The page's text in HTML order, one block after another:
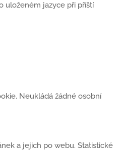
uloženém jazyce při příští
Neukládá žádné osobní
a jejich po webu. Statistické